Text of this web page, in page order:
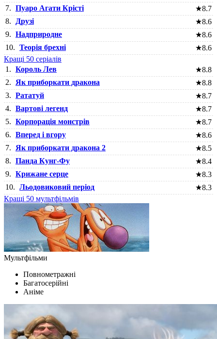
7. Пуаро Агати Крісті ★8.7
8.
Друзі ★8.6
9. Надприродне ★8.6
10. Теорія брехні ★8.6
Кращі 50 серіалів
1. Король Лев ★8.8
2.
Як приборкати дракона ★8.8
3. Рататуй ★8.7
4. Вартові легенд ★8.7
5. Корпорація монстрів ★8.7
6. Вперед і вгору ★8.6
7.
Як приборкати дракона 2 ★8.5
8. Панда Кунг-Фу ★8.4
9. Крижане серце ★8.3
10. Льодовиковий період ★8.3
Кращі 50 мультфільмів
Мультфільми
Повнометражні
Багатосерійні
Аніме